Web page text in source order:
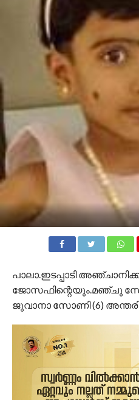
പാലാ.ഇടപ്പാടി
ജോസഫിന്റെയും.മഞ്ചു
ജുവാനാ സോണി (6)